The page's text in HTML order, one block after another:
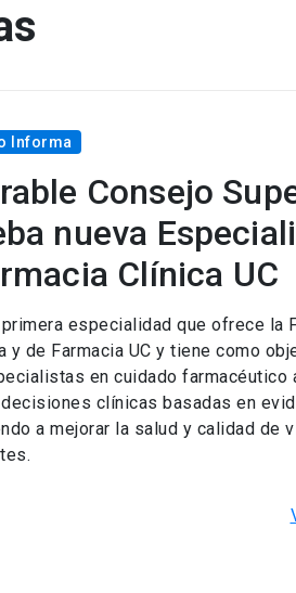
Informa
Consejo
nueva
Clínica UC
especialidad que ofrece la
y de Farmacia UC y tiene como
en cuidado farmacéutico
clínicas basadas en
a mejorar la salud y calidad de